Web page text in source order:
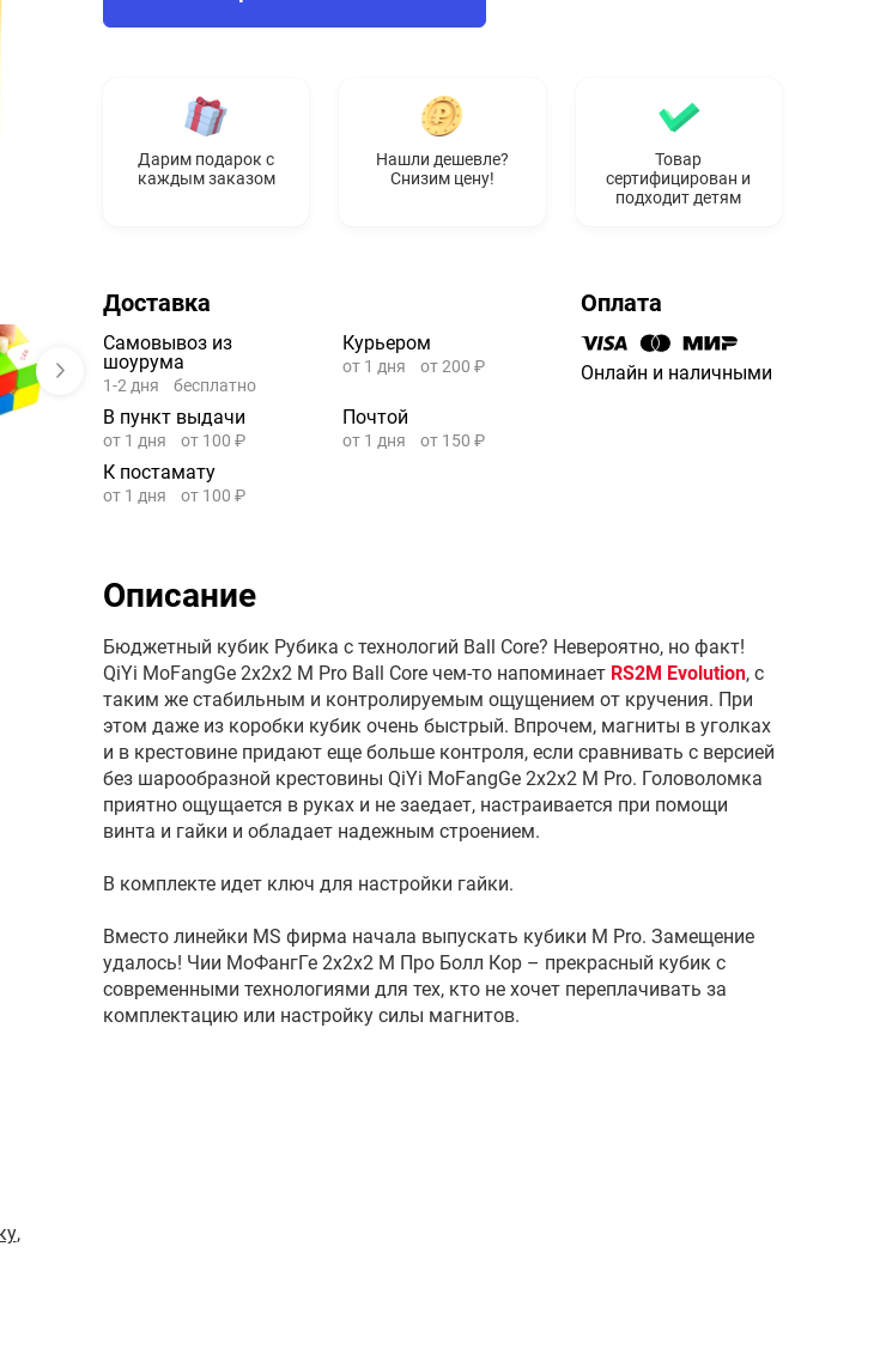
Дарим подарок с
каждым заказом
Нашли дешевле?
Снизим цену!
Товар
сертифицирован и
подходит детям
Доставка
Самовывоз из
шоурума
1-2 дня бесплатно
Курьером
от 1 дня от 200 ₽
В пункт выдачи
от 1 дня от 100 ₽
Почтой
от 1 дня от 150 ₽
К постамату
от 1 дня от 100 ₽
Оплата
Онлайн и наличными
,
Описание
Бюджетный кубик Рубика с технологий Ball Core? Невероятно, но факт!
QiYi MoFangGe 2x2x2 M Pro Ball Core чем-то напоминает RS2M Evolution, с
таким же стабильным и контролируемым ощущением от кручения. При
этом даже из коробки кубик очень быстрый. Впрочем, магниты в уголках
и в крестовине придают еще больше контроля, если сравнивать с версией
без шарообразной крестовины QiYi MoFangGe 2x2x2 M Pro. Головоломка
приятно ощущается в руках и не заедает, настраивается при помощи
винта и гайки и обладает надежным строением.
В комплекте идет ключ для настройки гайки.
Вместо линейки MS фирма начала выпускать кубики M Pro. Замещение
удалось! Чии МоФангГе 2х2х2 М Про Болл Кор – прекрасный кубик с
современными технологиями для тех, кто не хочет переплачивать за
комплектацию или настройку силы магнитов.